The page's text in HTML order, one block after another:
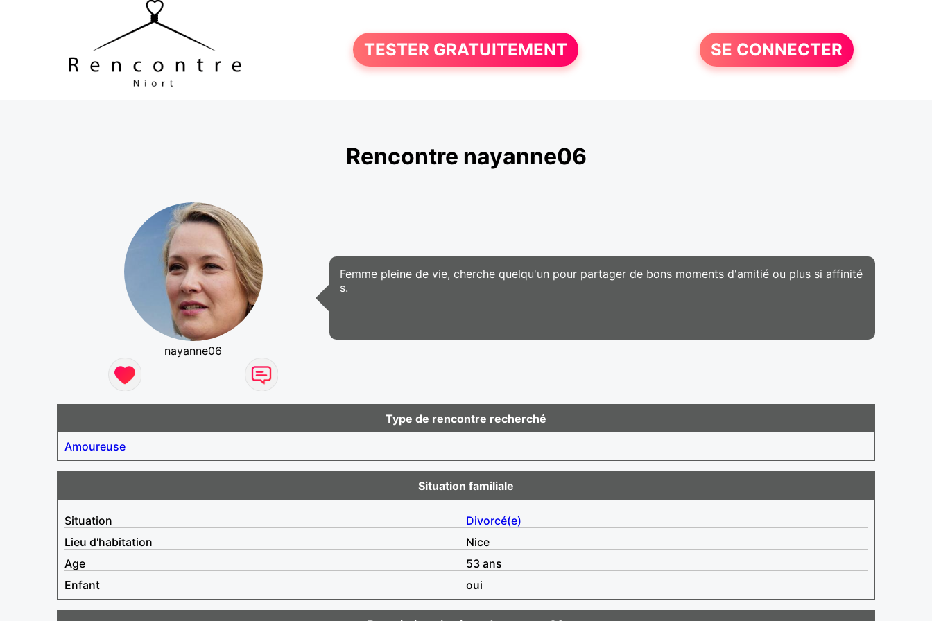
TESTER GRATUITEMENT SE CONNECTER
Rencontre nayanne06
nayanne06
Femme pleine de vie, cherche quelqu'un pour partager de bons moments d'amitié ou plus si affinité
s.
Type de rencontre recherché
Amoureuse
Situation familiale
Situation
Divorcé(e)
Lieu d'habitation
Nice
Age
53 ans
Enfant
oui